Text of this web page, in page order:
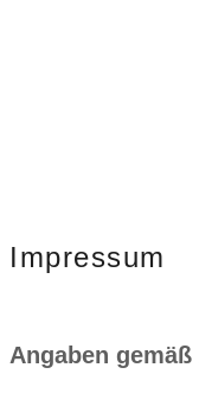
Impressum
Angaben gemäß